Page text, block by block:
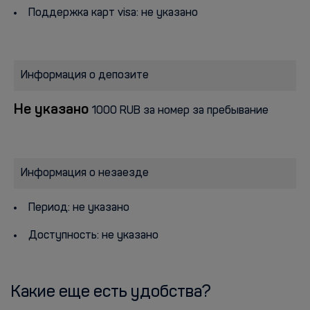
Поддержка карт visa: не указано
Информация о депозите
Не указано 1000 RUB за номер за пребывание
Информация о незаезде
Период: не указано
Доступность: не указано
Какие еще есть удобства?